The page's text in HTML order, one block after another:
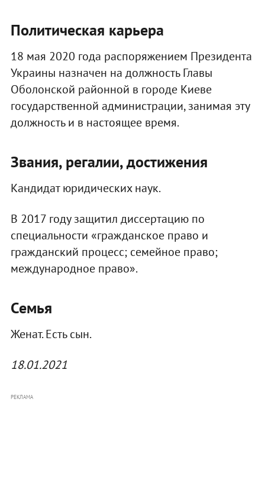
Политическая карьера
18 мая 2020 года распоряжением Президента
Украины назначен на должность Главы
Оболонской районной в городе Киеве
государственной администрации, занимая эту
должность и в настоящее время.
Звания, регалии, достижения
Кандидат юридических наук.
В 2017 году защитил диссертацию по
специальности «гражданское право и
гражданский процесс; семейное право;
международное право».
Семья
Женат. Есть сын.
18.01.2021
РЕКЛАМА